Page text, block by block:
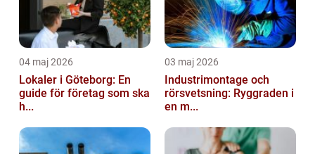
04 maj 2026
Lokaler i Göteborg: En
guide för företag som ska
h...
03 maj 2026
Industrimontage och
rörsvetsning: Ryggraden i
en m...